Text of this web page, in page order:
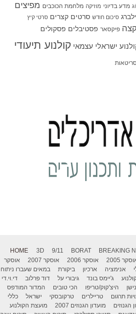
מדע בדיוני מוזיקה מלחמת הכוכבים מפיצים
סיכום חודש סרטים קצרים סרטי קיץ
פיקסאר פסטיבלים פסקולים
ישראלי עצמאי קולנוע תיעודי
HOME 3D 9/11 BORAT BREAKING
2005 אוסקר 2006 אוסקר 2007
אוסקר
אנימציה ארכיון ביקורת
במאים שעברו ניתוח
ג'יימס בונד גיבורי על דוד פרלוב
די.וי.די
היצ'קוק/טריפו הכי טובים
המדור המודפס
תרגום טריילרים טרקובסקי ישראל
כללי
הגנוזים מועדון הגנוזים 2007
מועצת הקולנוע